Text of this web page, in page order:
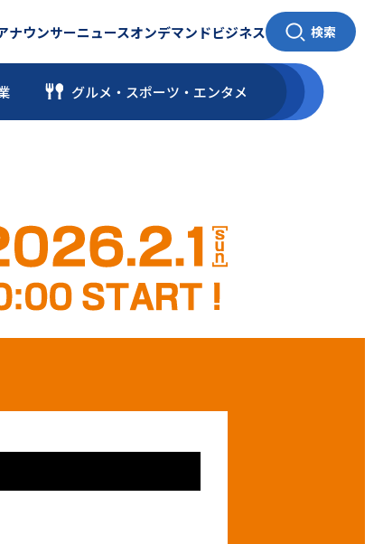
ナウンサーニュースオンデマンドビジネス 検索
グルメ・スポーツ ・ エンタメ